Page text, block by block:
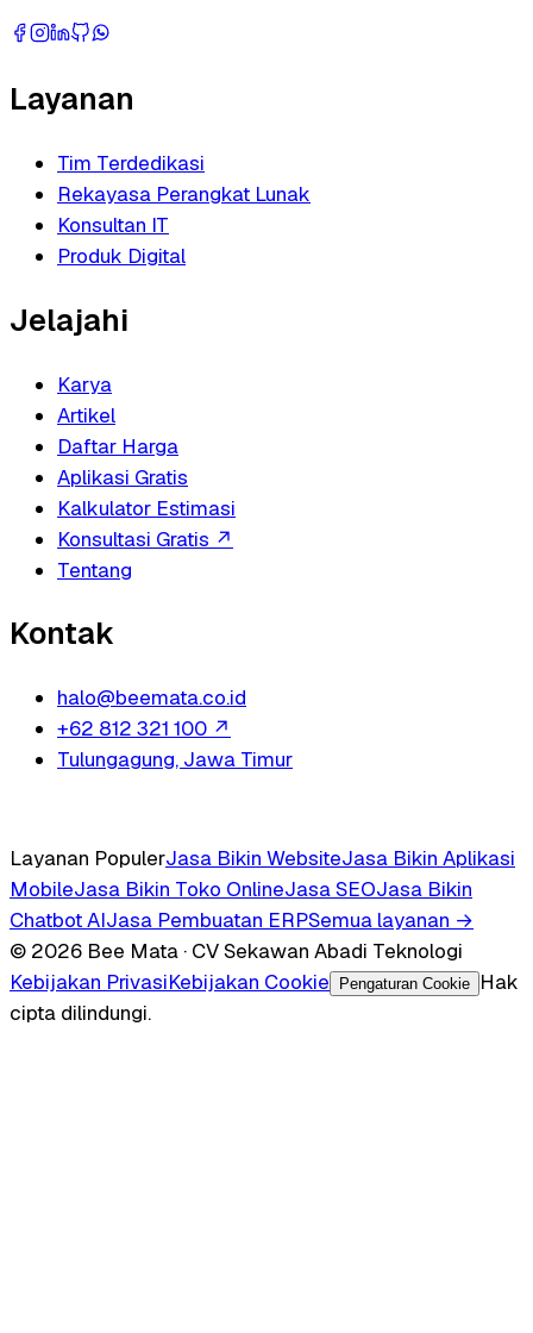
Layanan
Tim Terdedikasi
Rekayasa Perangkat Lunak
Konsultan IT
Produk Digital
Jelajahi
Karya
Artikel
Daftar Harga
Aplikasi Gratis
Kalkulator Estimasi
Konsultasi Gratis ↗
Tentang
Kontak
halo@beemata.co.id
+62 812 321 100 ↗
Tulungagung, Jawa Timur
Layanan PopulerJasa Bikin WebsiteJasa Bikin Aplikasi
MobileJasa Bikin Toko OnlineJasa SEOJasa Bikin
Chatbot AIJasa Pembuatan ERPSemua layanan →
© 2026 Bee Mata · CV Sekawan Abadi Teknologi
Kebijakan PrivasiKebijakan Cookie Pengaturan Cookie
Hak
cipta dilindungi.